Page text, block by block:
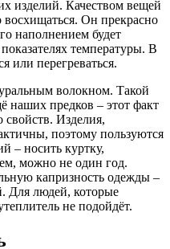
изделий. Качеством вещей
Он прекрасно
наполнением будет
температуры. В
или перегреваться.
волокном. Такой
наших предков – этот факт
свойств. Изделия,
поэтому пользуются
– носить куртку,
можно не один год.
капризность одежды –
Для людей, которые
не подойдёт.